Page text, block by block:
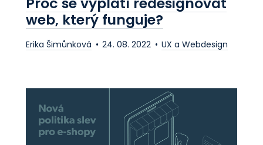
web, který funguje?
Erika Šimůnková 24. 08. 2022 UX a Webdesign